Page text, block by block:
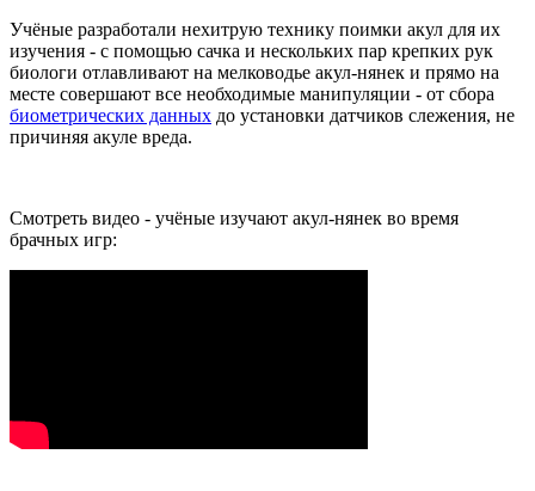
Учёные разработали нехитрую технику поимки акул для их
изучения - с помощью сачка и нескольких пар крепких рук
биологи отлавливают на мелководье акул-нянек и прямо на
месте совершают все необходимые манипуляции - от сбора
биометрических данных до установки датчиков слежения, не
причиняя акуле вреда.
Смотреть видео - учёные изучают акул-нянек во время
брачных игр: